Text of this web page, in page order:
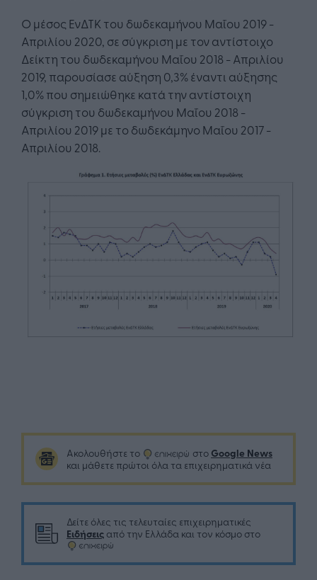
Ο μέσος ΕνΔΤΚ του δωδεκαμήνου Μαΐου 2019 -
Απριλίου 2020, σε σύγκριση με τον αντίστοιχο
Δείκτη του δωδεκαμήνου Μαΐου 2018 - Απριλίου
2019, παρουσίασε αύξηση 0,3% έναντι αύξησης
1,0% που σημειώθηκε κατά την αντίστοιχη
σύγκριση του δωδεκαμήνου Μαΐου 2018 -
Απριλίου 2019 με το δωδεκάμηνο Μαΐου 2017 -
Απριλίου 2018.
Ακολουθήστε το στο Google News
και μάθετε πρώτοι όλα τα επιχειρηματικά νέα
Δείτε όλες τις τελευταίες επιχειρηματικές
Ειδήσεις από την Ελλάδα και τον κόσμο στο